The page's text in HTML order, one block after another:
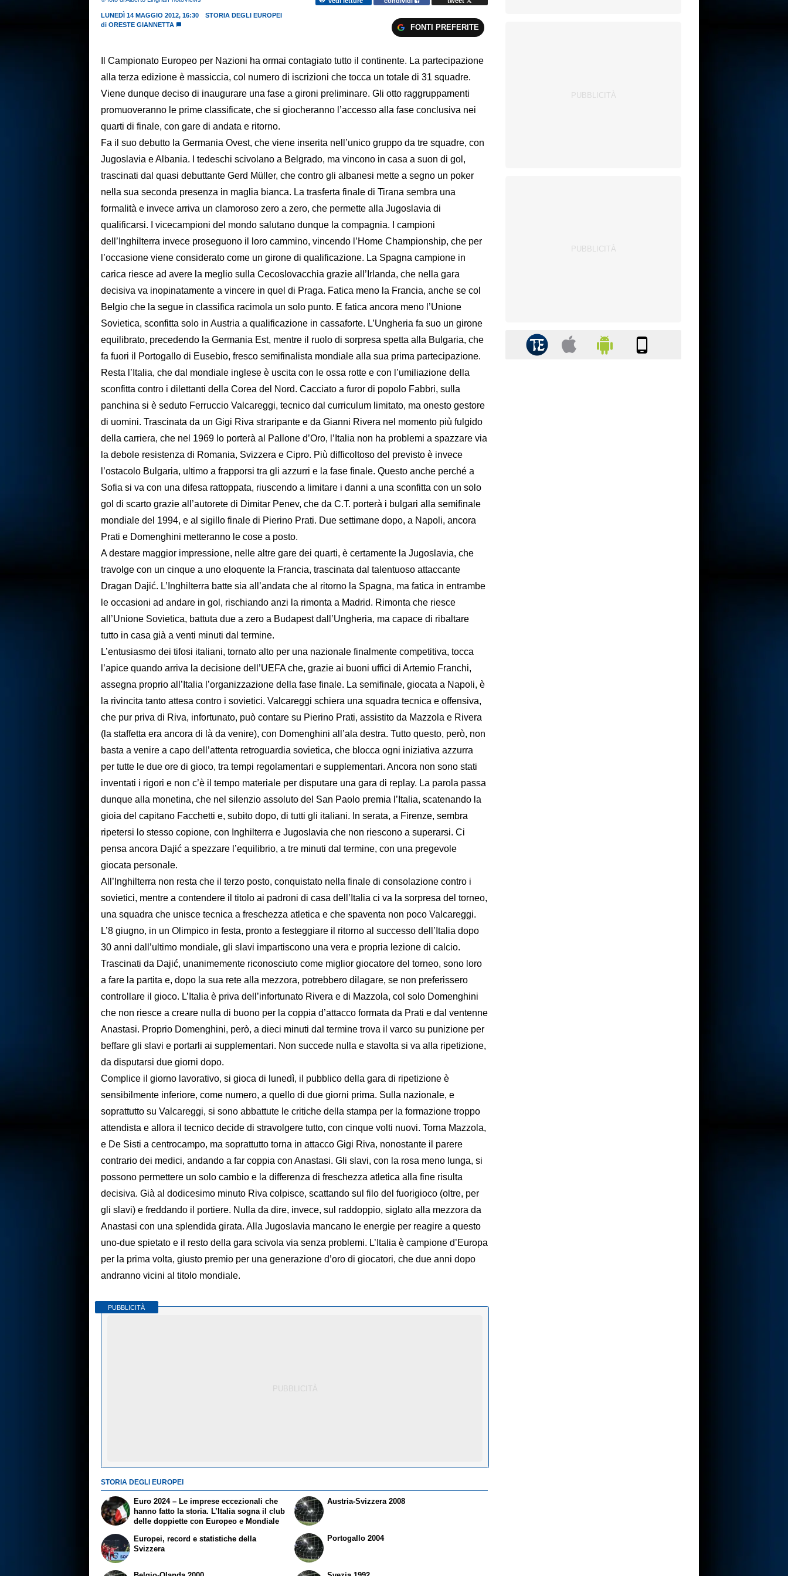
LUNEDÌ 14 MAGGIO 2012, 16:30
STORIA DEGLI EUROPEI
di ORESTE GIANNETTA FONTI PREFERITE
Il Campionato Europeo per Nazioni ha ormai contagiato tutto il continente. La partecipazione
alla terza edizione è massiccia, col numero di iscrizioni che tocca un totale di 31 squadre.
Viene dunque deciso di inaugurare una fase a gironi preliminare. Gli otto raggruppamenti
promuoveranno le prime classificate, che si giocheranno l’accesso alla fase conclusiva nei
quarti di finale, con gare di andata e ritorno.
Fa il suo debutto la Germania Ovest, che viene inserita nell’unico gruppo da tre squadre, con
Jugoslavia e Albania. I tedeschi scivolano a Belgrado, ma vincono in casa a suon di gol,
trascinati dal quasi debuttante Gerd Müller, che contro gli albanesi mette a segno un poker
nella sua seconda presenza in maglia bianca. La trasferta finale di Tirana sembra una
formalità e invece arriva un clamoroso zero a zero, che permette alla Jugoslavia di
qualificarsi. I vicecampioni del mondo salutano dunque la compagnia. I campioni
dell’Inghilterra invece proseguono il loro cammino, vincendo l’Home Championship, che per
l’occasione viene considerato come un girone di qualificazione. La Spagna campione in
carica riesce ad avere la meglio sulla Cecoslovacchia grazie all’Irlanda, che nella gara
decisiva va inopinatamente a vincere in quel di Praga. Fatica meno la Francia, anche se col
Belgio che la segue in classifica racimola un solo punto. E fatica ancora meno l’Unione
Sovietica, sconfitta solo in Austria a qualificazione in cassaforte. L’Ungheria fa suo un girone
equilibrato, precedendo la Germania Est, mentre il ruolo di sorpresa spetta alla Bulgaria, che
fa fuori il Portogallo di Eusebio, fresco semifinalista mondiale alla sua prima partecipazione.
Resta l’Italia, che dal mondiale inglese è uscita con le ossa rotte e con l’umiliazione della
sconfitta contro i dilettanti della Corea del Nord. Cacciato a furor di popolo Fabbri, sulla
panchina si è seduto Ferruccio Valcareggi, tecnico dal curriculum limitato, ma onesto gestore
di uomini. Trascinata da un Gigi Riva straripante e da Gianni Rivera nel momento più fulgido
della carriera, che nel 1969 lo porterà al Pallone d’Oro, l’Italia non ha problemi a spazzare via
la debole resistenza di Romania, Svizzera e Cipro. Più difficoltoso del previsto è invece
l’ostacolo Bulgaria, ultimo a frapporsi tra gli azzurri e la fase finale. Questo anche perché a
Sofia si va con una difesa rattoppata, riuscendo a limitare i danni a una sconfitta con un solo
gol di scarto grazie all’autorete di Dimitar Penev, che da C.T. porterà i bulgari alla semifinale
mondiale del 1994, e al sigillo finale di Pierino Prati. Due settimane dopo, a Napoli, ancora
Prati e Domenghini metteranno le cose a posto.
A destare maggior impressione, nelle altre gare dei quarti, è certamente la Jugoslavia, che
travolge con un cinque a uno eloquente la Francia, trascinata dal talentuoso attaccante
Dragan Dajić. L’Inghilterra batte sia all’andata che al ritorno la Spagna, ma fatica in entrambe
le occasioni ad andare in gol, rischiando anzi la rimonta a Madrid. Rimonta che riesce
all’Unione Sovietica, battuta due a zero a Budapest dall’Ungheria, ma capace di ribaltare
tutto in casa già a venti minuti dal termine.
L’entusiasmo dei tifosi italiani, tornato alto per una nazionale finalmente competitiva, tocca
l’apice quando arriva la decisione dell’UEFA che, grazie ai buoni uffici di Artemio Franchi,
assegna proprio all’Italia l’organizzazione della fase finale. La semifinale, giocata a Napoli, è
la rivincita tanto attesa contro i sovietici. Valcareggi schiera una squadra tecnica e offensiva,
che pur priva di Riva, infortunato, può contare su Pierino Prati, assistito da Mazzola e Rivera
(la staffetta era ancora di là da venire), con Domenghini all’ala destra. Tutto questo, però, non
basta a venire a capo dell’attenta retroguardia sovietica, che blocca ogni iniziativa azzurra
per tutte le due ore di gioco, tra tempi regolamentari e supplementari. Ancora non sono stati
inventati i rigori e non c’è il tempo materiale per disputare una gara di replay. La parola passa
dunque alla monetina, che nel silenzio assoluto del San Paolo premia l’Italia, scatenando la
gioia del capitano Facchetti e, subito dopo, di tutti gli italiani. In serata, a Firenze, sembra
ripetersi lo stesso copione, con Inghilterra e Jugoslavia che non riescono a superarsi. Ci
pensa ancora Dajić a spezzare l’equilibrio, a tre minuti dal termine, con una pregevole
giocata personale.
All’Inghilterra non resta che il terzo posto, conquistato nella finale di consolazione contro i
sovietici, mentre a contendere il titolo ai padroni di casa dell’Italia ci va la sorpresa del torneo,
una squadra che unisce tecnica a freschezza atletica e che spaventa non poco Valcareggi.
L’8 giugno, in un Olimpico in festa, pronto a festeggiare il ritorno al successo dell’Italia dopo
30 anni dall’ultimo mondiale, gli slavi impartiscono una vera e propria lezione di calcio.
Trascinati da Dajić, unanimemente riconosciuto come miglior giocatore del torneo, sono loro
a fare la partita e, dopo la sua rete alla mezzora, potrebbero dilagare, se non preferissero
controllare il gioco. L’Italia è priva dell’infortunato Rivera e di Mazzola, col solo Domenghini
che non riesce a creare nulla di buono per la coppia d’attacco formata da Prati e dal ventenne
Anastasi. Proprio Domenghini, però, a dieci minuti dal termine trova il varco su punizione per
beffare gli slavi e portarli ai supplementari. Non succede nulla e stavolta si va alla ripetizione,
da disputarsi due giorni dopo.
Complice il giorno lavorativo, si gioca di lunedì, il pubblico della gara di ripetizione è
sensibilmente inferiore, come numero, a quello di due giorni prima. Sulla nazionale, e
soprattutto su Valcareggi, si sono abbattute le critiche della stampa per la formazione troppo
attendista e allora il tecnico decide di stravolgere tutto, con cinque volti nuovi. Torna Mazzola,
e De Sisti a centrocampo, ma soprattutto torna in attacco Gigi Riva, nonostante il parere
contrario dei medici, andando a far coppia con Anastasi. Gli slavi, con la rosa meno lunga, si
possono permettere un solo cambio e la differenza di freschezza atletica alla fine risulta
decisiva. Già al dodicesimo minuto Riva colpisce, scattando sul filo del fuorigioco (oltre, per
gli slavi) e freddando il portiere. Nulla da dire, invece, sul raddoppio, siglato alla mezzora da
Anastasi con una splendida girata. Alla Jugoslavia mancano le energie per reagire a questo
uno-due spietato e il resto della gara scivola via senza problemi. L’Italia è campione d’Europa
per la prima volta, giusto premio per una generazione d’oro di giocatori, che due anni dopo
andranno vicini al titolo mondiale.
PUBBLICITÀ
STORIA DEGLI EUROPEI
Euro 2024 – Le imprese eccezionali che
hanno fatto la storia. L’Italia sogna il club
delle doppiette con Europeo e Mondiale
Europei, record e statistiche della
Svizzera
Austria-Svizzera 2008
Portogallo 2004